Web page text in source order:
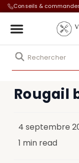
Conseils &
Rougail
4 septembre
1 min read